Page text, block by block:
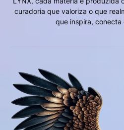
curadoria que valoriza o que
que inspira, conecta